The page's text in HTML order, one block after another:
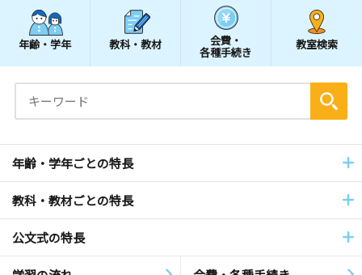
年齢・学年 教科・教材 会費・
各種手続き
教室検索
年齢・学年ごとの特長
教科・教材ごとの特長
公文式の特長